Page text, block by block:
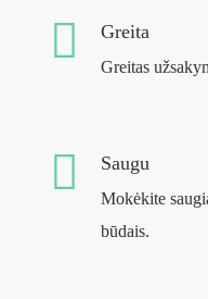
Greita
Greitas
Saugu
Mokėkite
būdais.